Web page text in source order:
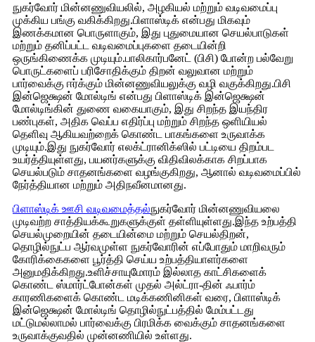
நுகர்வோர் மின்னணுவியலில், அழகியல் மற்றும் வடிவமைப்பு
முக்கிய பங்கு வகிக்கிறது.பிளாஸ்டிக் என்பது மிகவும்
இணக்கமான பொருளாகும், இது புதுமையான செயல்பாடுகள்
மற்றும் தனிப்பட்ட வடிவமைப்புகளை தடையின்றி
ஒருங்கிணைக்க முடியும்.பாலிகார்பனேட் (பிசி) போன்ற பல்வேறு
பொருட்களைப் பரிசோதிக்கும் திறன் வலுவான மற்றும்
பார்வைக்கு ஈர்க்கும் மின்னணுவியலுக்கு வழி வகுக்கிறது.பிசி
இன்ஜெக்ஷன் மோல்டிங் என்பது பிளாஸ்டிக் இன்ஜெக்ஷன்
மோல்டிங்கின் துணை வகையாகும், இது சிறந்த இயந்திர
பண்புகள், அதிக வெப்ப எதிர்ப்பு மற்றும் சிறந்த ஒளியியல்
தெளிவு ஆகியவற்றைக் கொண்ட பாகங்களை உருவாக்க
முடியும்.இது நுகர்வோர் எலக்ட்ரானிக்ஸில் பட்டியை திறம்பட
உயர்த்தியுள்ளது, பயனர்களுக்கு விதிவிலக்காக சிறப்பாக
செயல்படும் சாதனங்களை வழங்குகிறது, ஆனால் வடிவமைப்பில்
நேர்த்தியான மற்றும் அதிநவீனமானது.
பிளாஸ்டிக் ஊசி வடிவமைத்தல்நுகர்வோர் மின்னணுவியலை
முடிவற்ற சாத்தியக்கூறுகளுக்குள் தள்ளியுள்ளது.இந்த உற்பத்தி
செயல்முறையின் தடையின்மை மற்றும் செயல்திறன்,
தொழில்நுட்ப ஆர்வமுள்ள நுகர்வோரின் எப்போதும் மாறிவரும்
கோரிக்கைகளை பூர்த்தி செய்ய உற்பத்தியாளர்களை
அனுமதிக்கிறது.உளிச்சாயுமோரம் இல்லாத காட்சிகளைக்
கொண்ட ஸ்மார்ட்போன்கள் முதல் அல்ட்ரா-தின் ஃபார்ம்
காரணிகளைக் கொண்ட மடிக்கணினிகள் வரை, பிளாஸ்டிக்
இன்ஜெக்ஷன் மோல்டிங் தொழில்நுட்பத்தில் மேம்பட்டது
மட்டுமல்லாமல் பார்வைக்கு பிரமிக்க வைக்கும் சாதனங்களை
உருவாக்குவதில் முன்னணியில் உள்ளது.